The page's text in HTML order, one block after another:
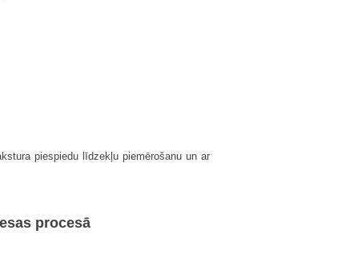
piespiedu līdzekļu piemērošanu un ar
procesā